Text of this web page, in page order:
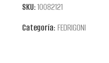
SKU:10082121
Categoría: FEDRIGONI